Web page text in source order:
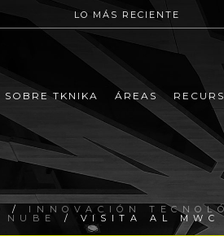
LO MÁS RECIENTE
SOBRE TKNIKA ÁREAS
/ INNOVACIÓN
/ VISITA AL MWC